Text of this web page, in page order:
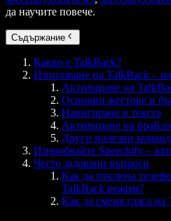
да научите повече.
Съдържание
Какво е TalkBack?
Използване на TalkBack –
Активиране на
Основни жестове и
Навигиране в текста
Активиране на
Други полезни
Изпробвайте Speechify –
Често задавани въпроси
Как да отключа
TalkBack режим?
Как да сменя гласа на